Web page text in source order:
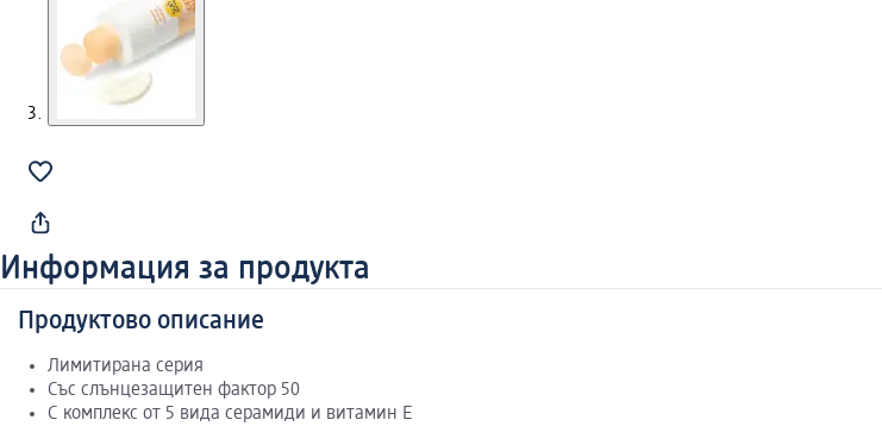
Информация за продукта
Продуктово описание
Лимитирана серия
Със слънцезащитен фактор 50
С комплекс от 5 вида серамиди и витамин Е